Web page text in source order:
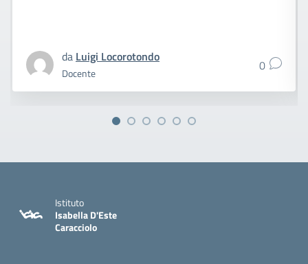
da Luigi Locorotondo
Docente 0
Istituto
Isabella D'Este
Caracciolo